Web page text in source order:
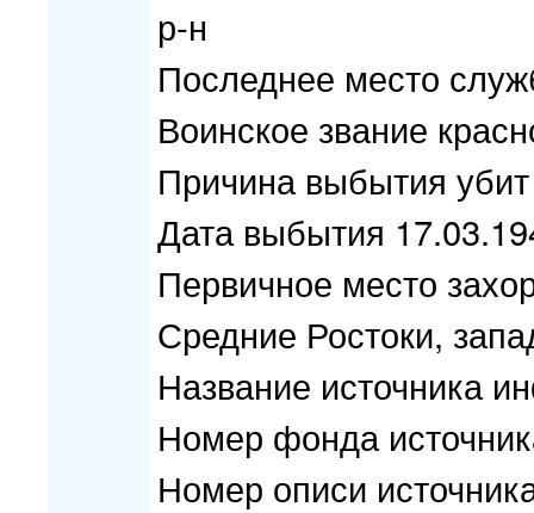
р-н
Последнее место
Воинское звание
Причина выбытия убит
Дата выбытия
Первичное место
Средние Ростоки,
Название источника
Номер фонда
Номер описи